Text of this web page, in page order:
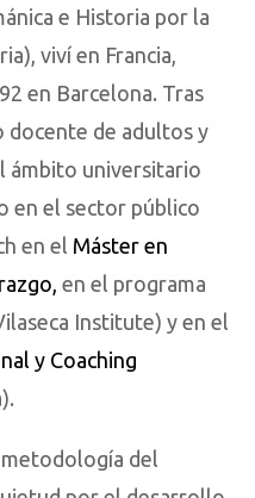
e Historia por la
viví en Francia,
en Barcelona. Tras
docente de adultos y
ámbito universitario
en el sector público
en el Máster en
en el programa
Institute) y en el
y Coaching
del